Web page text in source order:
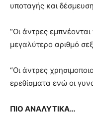
υποταγής και
“Οι άντρες
μεγαλύτερο αριθμό
“Οι άντρες
ερεθίσματα ενώ οι
ΠΙΟ ΑΝΑΛΥΤΙΚΑ…